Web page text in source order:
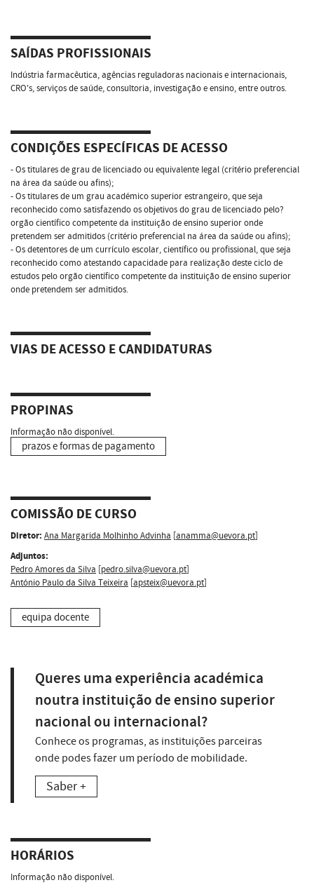
SAÍDAS PROFISSIONAIS
Indústria farmacêutica, agências reguladoras nacionais e internacionais,
CRO's, serviços de saúde, consultoria, investigação e ensino, entre outros.
CONDIÇÕES ESPECÍFICAS DE ACESSO
- Os titulares de grau de licenciado ou equivalente legal (critério preferencial
na área da saúde ou afins);
- Os titulares de um grau académico superior estrangeiro, que seja
reconhecido como satisfazendo os objetivos do grau de licenciado pelo?
orgão científico competente da instituição de ensino superior onde
pretendem ser admitidos (critério preferencial na área da saúde ou afins);
- Os detentores de um currículo escolar, científico ou profissional, que seja
reconhecido como atestando capacidade para realização deste ciclo de
estudos pelo orgão científico competente da instituição de ensino superior
onde pretendem ser admitidos.
VIAS DE ACESSO E CANDIDATURAS
PROPINAS
Informação não disponível.
prazos e formas de pagamento
COMISSÃO DE CURSO
Diretor: Ana Margarida Molhinho Advinha [anamma@uevora.pt]
Adjuntos:
Pedro Amores da Silva [pedro.silva@uevora.pt]
António Paulo da Silva Teixeira [apsteix@uevora.pt]
equipa docente
Queres uma experiência académica
noutra instituição de ensino superior
nacional ou internacional?
Conhece os programas, as instituições parceiras
onde podes fazer um período de mobilidade.
Saber +
HORÁRIOS
Informação não disponível.